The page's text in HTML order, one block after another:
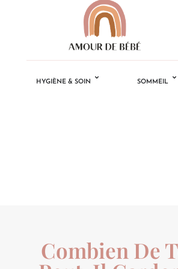
HYGIÈNE & SOIN SOMMEIL
Combien De